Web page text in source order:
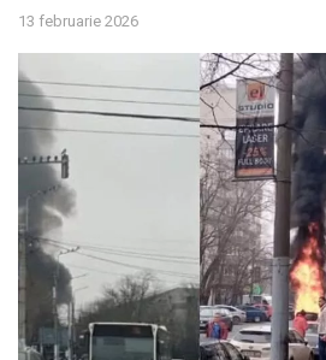
13 februarie 2026